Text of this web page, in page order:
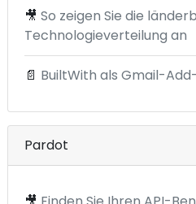
🎥 So zeigen Sie die
Technologieverteilung an
📄 BuiltWith als Gmail-
Pardot